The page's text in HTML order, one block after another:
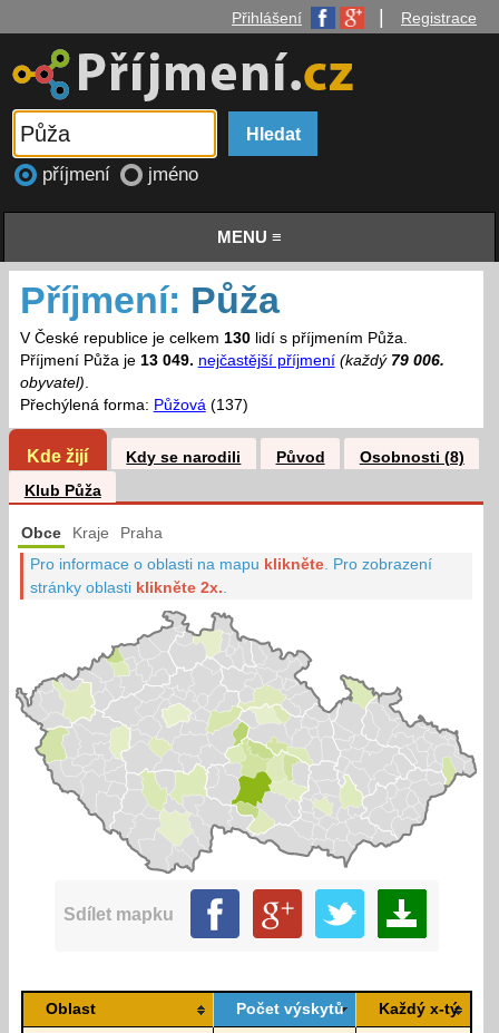
Přihlášení Registrace
příjmení jméno
MENU ≡
Příjmení: Půža
V České republice je celkem 130lidí s příjmením Půža.
Příjmení Půža je 13 049. nejčastější příjmení (každý 79 006.
obyvatel).
Přechýlená forma: Půžová(137)
Kde žijí Kdy se narodili Původ
Osobnosti (8)
Klub Půža
Obce Kraje Praha
Pro informace o oblasti na mapu klikněte Pro zobrazení
stránky oblasti klikněte 2x.
Sdílet mapku
Oblast Počet výskytů Každý x-tý